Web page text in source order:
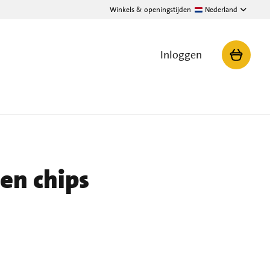
Winkels & openingstijden Nederland
Inloggen
chips